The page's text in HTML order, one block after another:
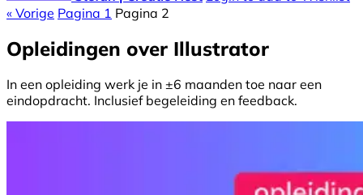
« Vorige Pagina 1 Pagina 2
Opleidingen over Illustrator
In een opleiding werk je in ±6 maanden toe naar een
eindopdracht. Inclusief begeleiding en feedback.